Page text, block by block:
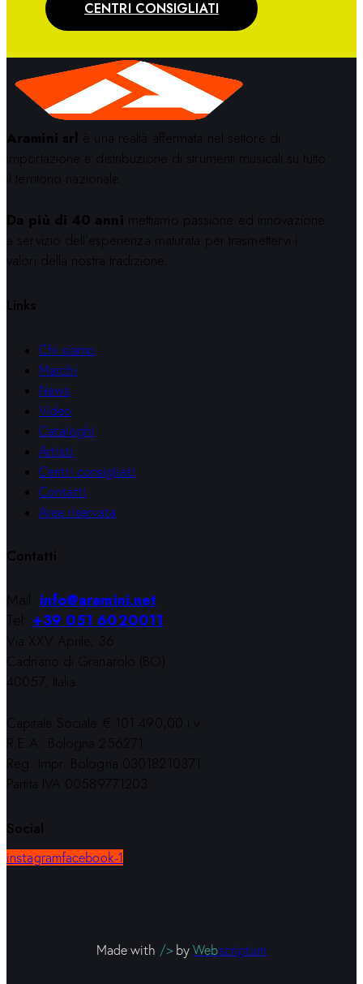
CENTRI CONSIGLIATI
Aramini srl è una realtà affermata nel settore di
importazione e distribuzione di strumenti musicali su tutto
il territorio nazionale.
Da più di 40 anni mettiamo passione ed innovazione
a servizio dell’esperienza maturata per trasmettervi i
valori della nostra tradizione.
Links
Chi siamo
Marchi
News
Video
Cataloghi
Artisti
Centri consigliati
Contatti
Area riservata
Contatti
Mail: info@aramini.net
Tel: +39 051 6020011
Via XXV Aprile, 36
Cadriano di Granarolo (BO)
40057, Italia
Capitale Sociale € 101.490,00 i.v.
R.E.A. Bologna 256271
Reg. Impr. Bologna 03018210371
Partita IVA 00589771203
Social
instagramfacebook-1
Made with />byWebscriptum